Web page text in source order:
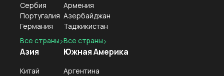
Сербия
Португалия
Германия
Все страны
Азия
Китай
Армения
Азербайджан
Таджикистан
Все страны
Южная Америка
Аргентина